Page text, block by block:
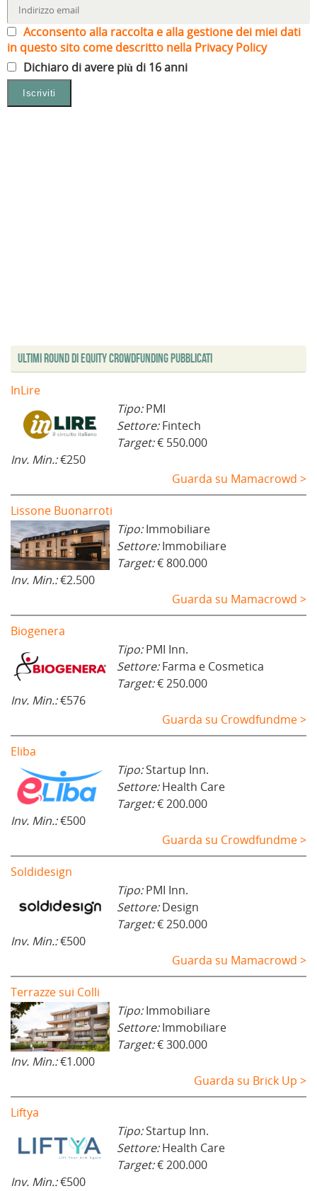
Acconsento alla raccolta e alla gestione dei miei dati
in questo sito come descritto nella Privacy Policy
Dichiaro di avere più di 16 anni
Ultimi Round di Equity Crowdfunding Pubblicati
InLire
Tipo:PMI
Settore:Fintech
Target:€ 550.000
Inv. Min.:€250
Guarda su Mamacrowd >
Lissone Buonarroti
Tipo:Immobiliare
Settore:Immobiliare
Target:€ 800.000
Inv. Min.:€2.500
Guarda su Mamacrowd >
Biogenera
Tipo:PMI Inn.
Settore:Farma e Cosmetica
Target:€ 250.000
Inv. Min.:€576
Guarda su Crowdfundme >
Eliba
Tipo:Startup Inn.
Settore:Health Care
Target:€ 200.000
Inv. Min.:€500
Guarda su Crowdfundme >
Soldidesign
Tipo:PMI Inn.
Settore:Design
Target:€ 250.000
Inv. Min.:€500
Guarda su Mamacrowd >
Terrazze sui Colli
Tipo:Immobiliare
Settore:Immobiliare
Target:€ 300.000
Inv. Min.:€1.000
Guarda su Brick Up >
Liftya
Tipo:Startup Inn.
Settore:Health Care
Target:€ 200.000
Inv. Min.:€500